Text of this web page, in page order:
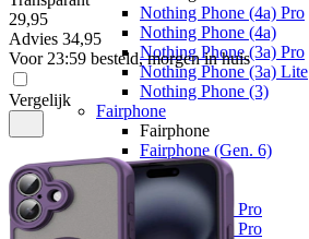
Nothing Phone (4a) Pro
Nothing Phone (4a)
Nothing Phone (3a) Pro
Nothing Phone (3a) Lite
Nothing Phone (3)
Fairphone
Fairphone
Fairphone (Gen. 6)
Realme
Realme
Realme GT 8 Pro
Realme GT 7 Pro
29,95
Advies 34,95
Voor 23:59 besteld, morgen in huis
Vergelijk